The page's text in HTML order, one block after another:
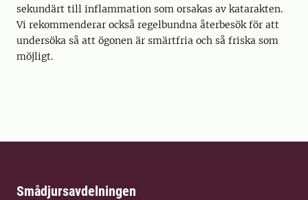
sekundärt till inflammation som orsakas av katarakten.
Vi rekommenderar också regelbundna återbesök för att
undersöka så att ögonen är smärtfria och så friska som
möjligt.
Smådjursavdelningen